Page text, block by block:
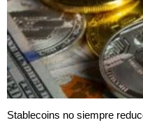
Stablecoins no siempre